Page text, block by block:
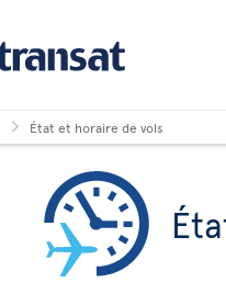
État et horaire de vols